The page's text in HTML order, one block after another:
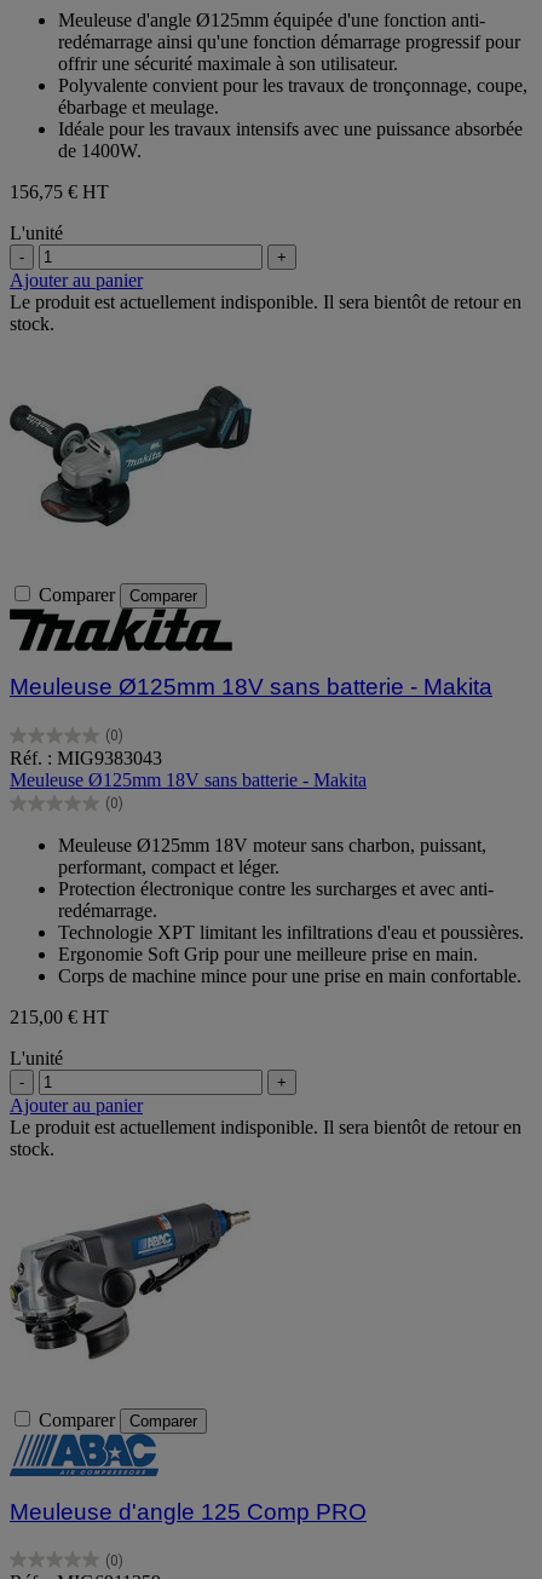
étoiles.
Meuleuse d'angle Ø125mm équipée d'une fonction anti-
redémarrage ainsi qu'une fonction démarrage progressif pour
offrir une sécurité maximale à son utilisateur.
Polyvalente convient pour les travaux de tronçonnage, coupe,
ébarbage et meulage.
Idéale pour les travaux intensifs avec une puissance absorbée
de 1400W.
156,75 € HT
L'unité
- +
Ajouter au panier
Le produit est actuellement indisponible. Il sera bientôt de retour en
stock.
Comparer Comparer
Meuleuse Ø125mm 18V sans batterie - Makita
(0)
0.0
sur
5
étoiles.
Réf. : MIG9383043
Meuleuse Ø125mm 18V sans batterie - Makita
(0)
0.0
étoiles.
Meuleuse Ø125mm 18V moteur sans charbon, puissant,
performant, compact et léger.
Protection électronique contre les surcharges et avec anti-
redémarrage.
Technologie XPT limitant les infiltrations d'eau et poussières.
Ergonomie Soft Grip pour une meilleure prise en main.
Corps de machine mince pour une prise en main confortable.
215,00 € HT
L'unité
- +
Ajouter au panier
Le produit est actuellement indisponible. Il sera bientôt de retour en
stock.
Comparer Comparer
Meuleuse d'angle 125 Comp PRO
(0)
0.0